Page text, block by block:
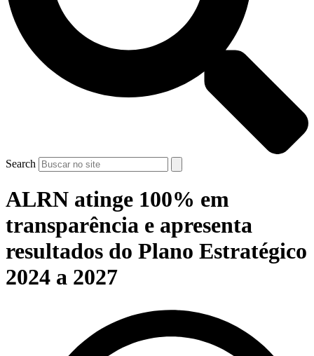
Search
ALRN atinge 100% em
transparência e apresenta
resultados do Plano Estratégico
2024 a 2027